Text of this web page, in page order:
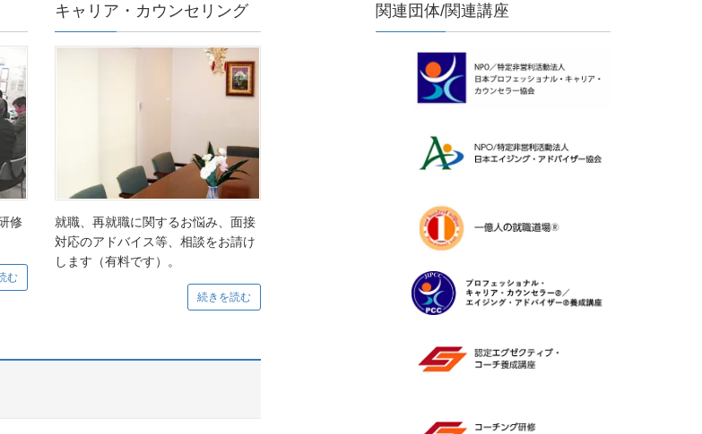
修
む
キャリア・カウンセリング
就職、再就職に関するお悩み、面接
対応のアドバイス等、相談をお請け
します（有料です）。
続きを読む
関連団体/関連講座